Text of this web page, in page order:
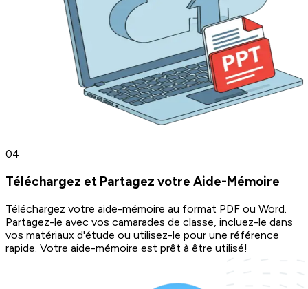
04
Téléchargez et Partagez votre Aide-Mémoire
Téléchargez votre aide-mémoire au format PDF ou Word.
Partagez-le avec vos camarades de classe, incluez-le dans
vos matériaux d'étude ou utilisez-le pour une référence
rapide. Votre aide-mémoire est prêt à être utilisé!